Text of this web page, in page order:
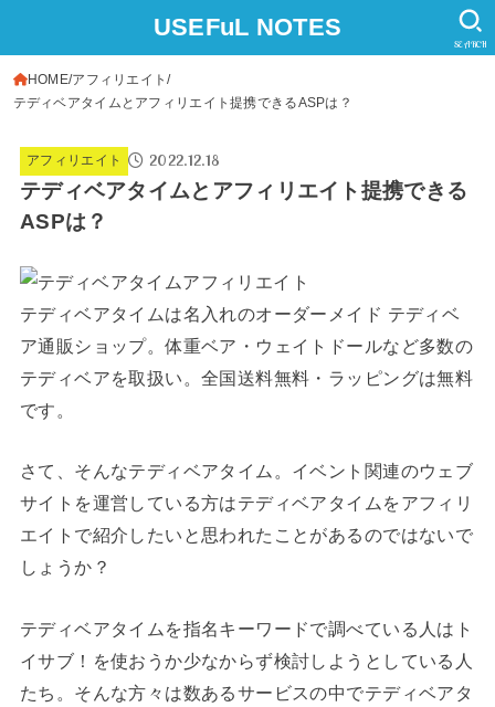
USEFuL NOTES
SEARCH
HOME アフィリエイト
テディベアタイムとアフィリエイト提携できるASPは？
アフィリエイト 2022.12.18
テディベアタイムとアフィリエイト提携できる
ASPは？
テディベアタイムは名入れのオーダーメイド テディベ
ア通販ショップ。体重ベア・ウェイトドールなど多数の
テディベアを取扱い。全国送料無料・ラッピングは無料
です。
さて、そんなテディベアタイム。イベント関連のウェブ
サイトを運営している方はテディベアタイムをアフィリ
エイトで紹介したいと思われたことがあるのではないで
しょうか？
テディベアタイムを指名キーワードで調べている人はト
イサブ！を使おうか少なからず検討しようとしている人
たち。そんな方々は数あるサービスの中でテディベアタ